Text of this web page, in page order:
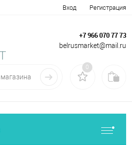
Вход Регистрация
+7 966 070 77 73
belrusmarket@mail.ru
0